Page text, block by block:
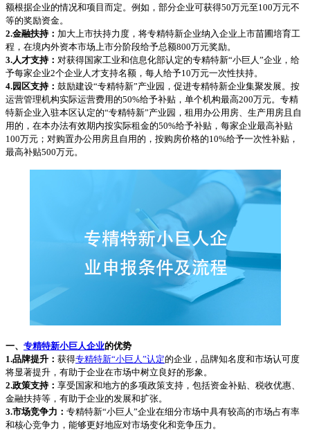
额根据企业的情况和项目而定。例如，部分企业可获得50万元至100万元不
等的奖励资金。
2.金融扶持： 加大上市扶持力度，将专精特新企业纳入企业上市苗圃培育工
程，在境内外资本市场上市分阶段给予总额800万元奖励。
3.人才支持： 对获得国家工业和信息化部认定的专精特新“小巨人”企业，给
予每家企业2个企业人才支持名额，每人给予10万元一次性扶持。
4.园区支持： 鼓励建设“专精特新”产业园，促进专精特新企业集聚发展。按
运营管理机构实际运营费用的50%给予补贴，单个机构最高200万元。专精
特新企业入驻本区认定的“专精特新”产业园，租用办公用房、生产用房且自
用的，在本办法有效期内按实际租金的50%给予补贴，每家企业最高补贴
100万元；对购置办公用房且自用的，按购房价格的10%给予一次性补贴，
最高补贴500万元。
一、 专精特新小巨人企业的优势
1.品牌提升： 获得专精特新“小巨人”认定的企业，品牌知名度和市场认可度
将显著提升，有助于企业在市场中树立良好的形象。
2.政策支持： 享受国家和地方的多项政策支持，包括资金补贴、税收优惠、
金融扶持等，有助于企业的发展和扩张。
3.市场竞争力： 专精特新“小巨人”企业在细分市场中具有较高的市场占有率
和核心竞争力，能够更好地应对市场变化和竞争压力。